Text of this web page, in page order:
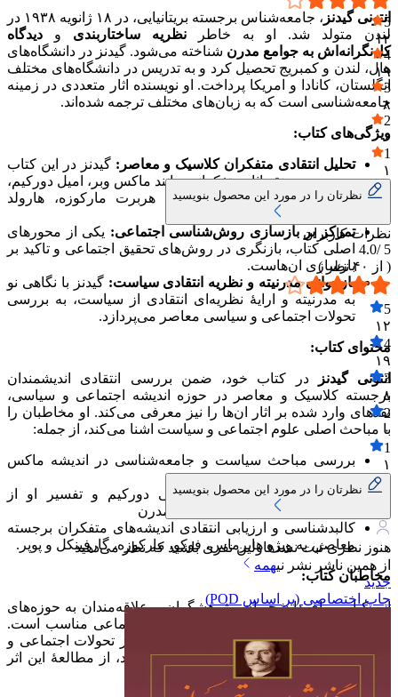
انتونی گیدنز
، جامعه‌شناس برجسته بریتانیایی، در ۱۸ ژانویه ۱۹۳۸ در
لندن متولد شد. او به خاطر نظریه ساختاربندی و دیدگاه
کل‌نگرانه‌اش به جوامع مدرن شناخته می‌شود. گیدنز در دانشگاه‌های
هال، لندن و کمبریج تحصیل کرد و به تدریس در دانشگاه‌های مختلف
انگلستان، کانادا و امریکا پرداخت. او نویسنده اثار متعددی در زمینه
جامعه‌شناسی است که به زبان‌های مختلف ترجمه شده‌اند.
ویژگی‌های کتاب:
تحلیل انتقادی متفکران کلاسیک و معاصر: گیدنز در این کتاب
به بررسی و نقد اثار متفکرانی مانند ماکس وبر، امیل دورکیم،
یورگن هابرماس، میشل فوکو، هربرت مارکوزه، هارولد
گارفینکل و کارل پوپر می‌پردازد.​
تمرکز بر بازسازی روش‌شناسی اجتماعی: یکی از محورهای
اصلی کتاب، بازنگری در روش‌های تحقیق اجتماعی و تاکید بر
بازسازی ان‌هاست.​
بازخوانی مدرنیته و نظریه انتقادی سیاست: گیدنز با نگاهی نو
به مدرنیته و ارایهٔ نظریه‌ای انتقادی از سیاست، به بررسی
تحولات اجتماعی و سیاسی معاصر می‌پردازد.​
محتوای کتاب:
انتونی گیدنزدر کتاب خود، ضمن بررسی انتقادی اندیشمندان
برجسته کلاسیک و معاصر در حوزه اندیشه اجتماعی و سیاسی،
نقدهای وارد شده بر اثار ان‌ها را نیز معرفی می‌کند. او مخاطبان را
با مباحث اصلی علوم اجتماعی و سیاست اشنا می‌کند، از جمله:
بررسی مباحث سیاست و جامعه‌شناسی در اندیشه ماکس
وبر
تحلیل‌های جامعه‌شناسی سیاسی دورکیم و تفسیر او از
فردگرایی و همبستگی در جوامع مدرن
کالبدشناسی و ارزیابی انتقادی اندیشه‌های متفکران برجسته
معاصر، به ویژه هابرماس، فوکو، مارکوزه، گارفینکل و پوپر.
مخاطبان کتاب:
این کتاب برای دانشجویان، پژوهشگران و علاقه‌مندان به حوزه‌های
جامعه‌شناسی، علوم سیاسی و نظریه‌های اجتماعی مناسب است.
همچنین، افرادی که به دنبال درک عمیق‌تری از تحولات اجتماعی و
سیاسی معاصر و نقد نظریه‌های موجود هستند، از مطالعهٔ این اثر
بهره‌مند خواهند شد.​
5
۱۲
4
۱۹
3
۸
2
۰
1
۱
نظرتان را در مورد این محصول بنویسید
نظرات کاربران
5 /
4.0
( از
۴۰ نظر )
5
۱۲
4
۱۹
3
۸
2
۰
1
۱
نظرتان را در مورد این محصول بنویسید
هنوز نظری ثبت نشدهاولین نفری باشید که نظر می‌دهید
از همین ناشر نشر نیهمه
جدید
چاپ اختصاصی (بر اساس POD)